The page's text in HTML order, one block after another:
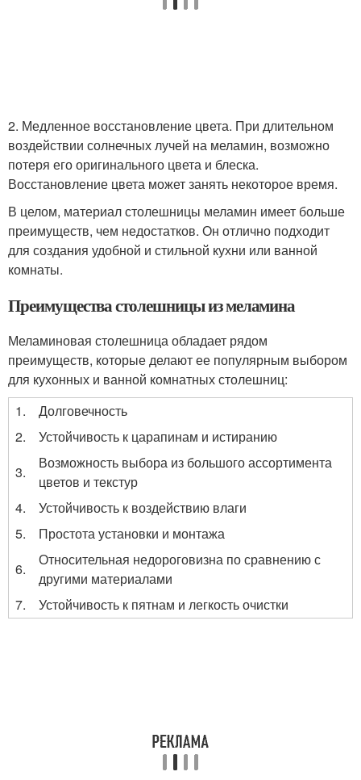
2. Медленное восстановление цвета. При длительном
воздействии солнечных лучей на меламин, возможно
потеря его оригинального цвета и блеска.
Восстановление цвета может занять некоторое время.
В целом, материал столешницы меламин имеет больше
преимуществ, чем недостатков. Он отлично подходит
для создания удобной и стильной кухни или ванной
комнаты.
Преимущества столешницы из меламина
Меламиновая столешница обладает рядом
преимуществ, которые делают ее популярным выбором
для кухонных и ванной комнатных столешниц:
1.
Долговечность
2.
Устойчивость к царапинам и истиранию
3.
Возможность выбора из большого ассортимента
цветов и текстур
4.
Устойчивость к воздействию влаги
5.
Простота установки и монтажа
6.
Относительная недороговизна по сравнению с
другими материалами
7.
Устойчивость к пятнам и легкость очистки